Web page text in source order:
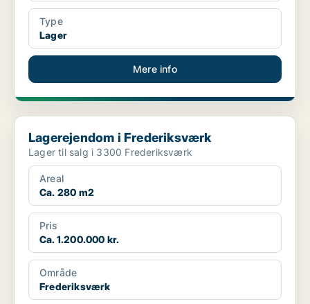
Type
Lager
Mere info
Lagerejendom i Frederiksværk
Lagerejendom i Frederiksværk
Lager til salg i 3300 Frederiksværk
Areal
Ca. 280 m2
Pris
Ca. 1.200.000 kr.
Område
Frederiksværk